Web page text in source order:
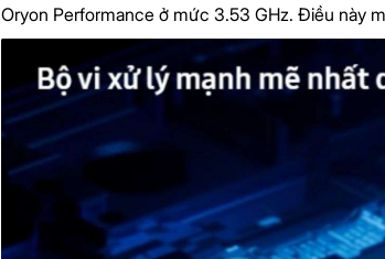
Oryon Performance ở mức 3.53 GHz. Điều này